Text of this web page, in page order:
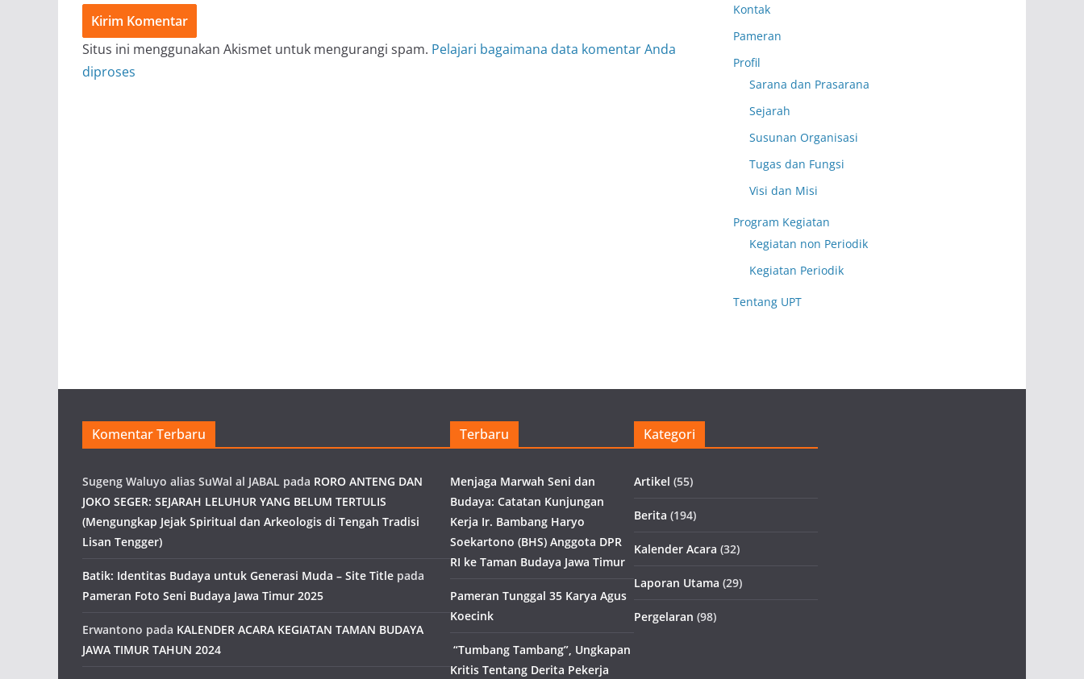
Situs ini menggunakan Akismet untuk mengurangi spam. Pelajari bagaimana data komentar Anda
diproses
Kontak
Pameran
Profil
Sarana dan Prasarana
Sejarah
Susunan Organisasi
Tugas dan Fungsi
Visi dan Misi
Program Kegiatan
Kegiatan non Periodik
Kegiatan Periodik
Tentang UPT
Komentar Terbaru
Sugeng Waluyo alias SuWal al JABAL pada RORO ANTENG DAN
JOKO SEGER: SEJARAH LELUHUR YANG BELUM TERTULIS
(Mengungkap Jejak Spiritual dan Arkeologis di Tengah Tradisi
Lisan Tengger)
Batik: Identitas Budaya untuk Generasi Muda – Site Title pada
Pameran Foto Seni Budaya Jawa Timur 2025
Erwantono pada KALENDER ACARA KEGIATAN TAMAN BUDAYA
JAWA TIMUR TAHUN 2024
Terbaru
Menjaga Marwah Seni dan
Budaya: Catatan Kunjungan
Kerja Ir. Bambang Haryo
Soekartono (BHS) Anggota DPR
RI ke Taman Budaya Jawa Timur
Pameran Tunggal 35 Karya Agus
Koecink
“Tumbang Tambang”, Ungkapan
Kritis Tentang Derita Pekerja
Kategori
Artikel (55)
Berita (194)
Kalender Acara (32)
Laporan Utama (29)
Pergelaran (98)